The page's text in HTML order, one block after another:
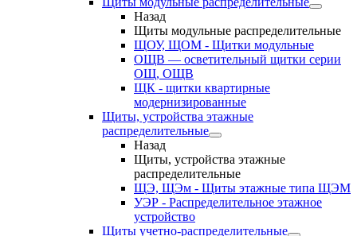
Назад
Щиты модульные распределительные
ЩОУ, ЩОМ - Щитки модульные
ОЩВ — осветительный щитки серии
ОЩ, ОЩВ
ЩК - щитки квартирные
модернизированные
Щиты, устройства этажные
распределительные
Назад
Щиты, устройства этажные
распределительные
ЩЭ, ЩЭм - Щиты этажные типа ЩЭМ
УЭР - Распределительное этажное
устройство
Щиты учетно-распределительные